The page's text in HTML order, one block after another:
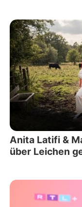
Anita Latifi &
über Leichen